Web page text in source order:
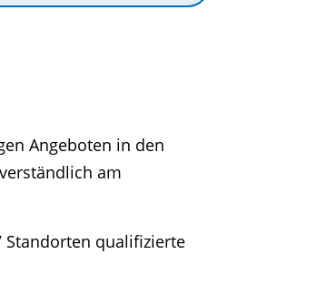
Angeboten in den
am
Standorten qualifizierte